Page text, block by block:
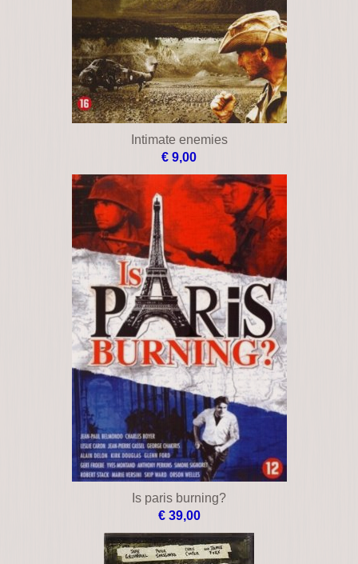
Intimate enemies
€ 9,00
Is paris burning?
€ 39,00